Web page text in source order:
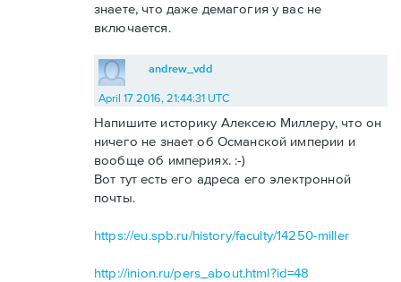
знаете, что даже демагогия у вас не
включается.
andrew_vdd
April 17 2016, 21:44:31 UTC
Напишите историку Алексею Миллеру, что он
ничего не знает об Османской империи и
вообще об империях. :-)
Вот тут есть его адреса его электронной
почты.
https://eu.spb.ru/history/faculty/14250-miller
http://inion.ru/pers_about.html?id=48